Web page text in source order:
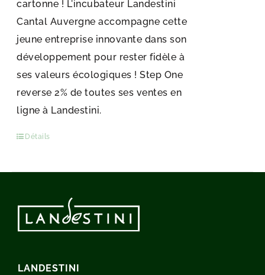
cartonne ! L'incubateur Landestini
Cantal Auvergne accompagne cette
jeune entreprise innovante dans son
développement pour rester fidèle à
ses valeurs écologiques ! Step One
reverse 2% de toutes ses ventes en
ligne à Landestini.
Détails
LANDESTINI